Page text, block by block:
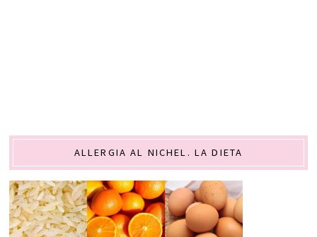
ALLERGIA AL NICHEL. LA DIETA